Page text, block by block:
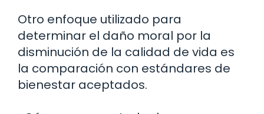
Otro enfoque utilizado para
determinar el daño moral por la
disminución de la calidad de vida es
la comparación con estándares de
bienestar aceptados.